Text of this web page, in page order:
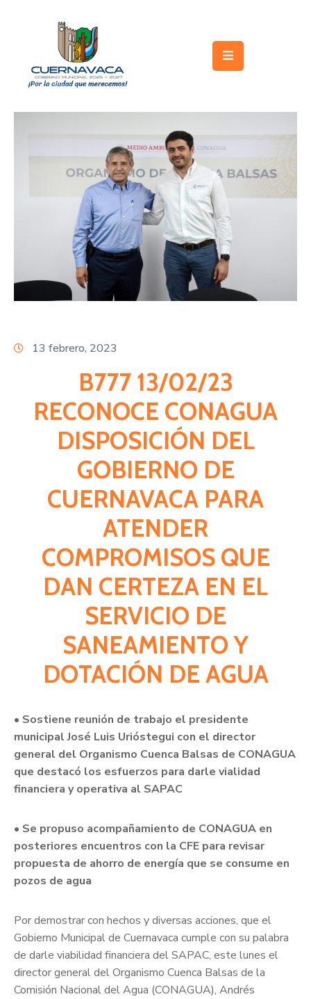
Gobierno
Trámites
Transparencia
Directorio
13 febrero, 2023
B777 13/02/23
RECONOCE CONAGUA
DISPOSICIÓN DEL
GOBIERNO DE
CUERNAVACA PARA
ATENDER
COMPROMISOS QUE
DAN CERTEZA EN EL
SERVICIO DE
SANEAMIENTO Y
DOTACIÓN DE AGUA
• Sostiene reunión de trabajo el presidente
municipal José Luis Urióstegui con el director
general del Organismo Cuenca Balsas de CONAGUA
que destacó los esfuerzos para darle vialidad
financiera y operativa al SAPAC
• Se propuso acompañamiento de CONAGUA en
posteriores encuentros con la CFE para revisar
propuesta de ahorro de energía que se consume en
pozos de agua
Por demostrar con hechos y diversas acciones, que el
Gobierno Municipal de Cuernavaca cumple con su palabra
de darle viabilidad financiera del SAPAC, este lunes el
director general del Organismo Cuenca Balsas de la
Comisión Nacional del Agua (CONAGUA), Andrés